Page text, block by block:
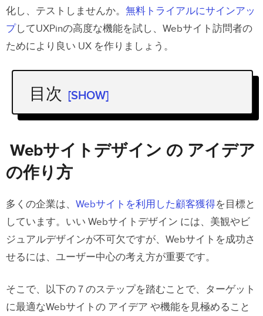
化し、テストしませんか。 無料トライアルにサインアッ
プしてUXPinの高度な機能を試し、Webサイト訪問者の
ためにより良い UX を作りましょう。
目次 [SHOW]
Webサイトデザイン の アイデア の作
り方
ステップ１．徹底したユーザー調査の実
施
ステップ２．Webサイトの主な目的の特
定
ステップ３．ユーザージャーニーマップ
の作成
ステップ４．デザインの アイデア 出し
ステップ５．アイデアの絞り込みと優先
Webサイトデザイン の アイデア
の作り方
多くの企業は、 Webサイトを利用した顧客獲得を目標と
しています。いい Webサイトデザイン には、美観やビ
ジュアルデザインが不可欠ですが、Webサイトを成功さ
せるには、ユーザー中心の考え方が重要です。
そこで、以下の７のステップを踏むことで、ターゲット
に最適なWebサイトの アイデア や機能を見極めること